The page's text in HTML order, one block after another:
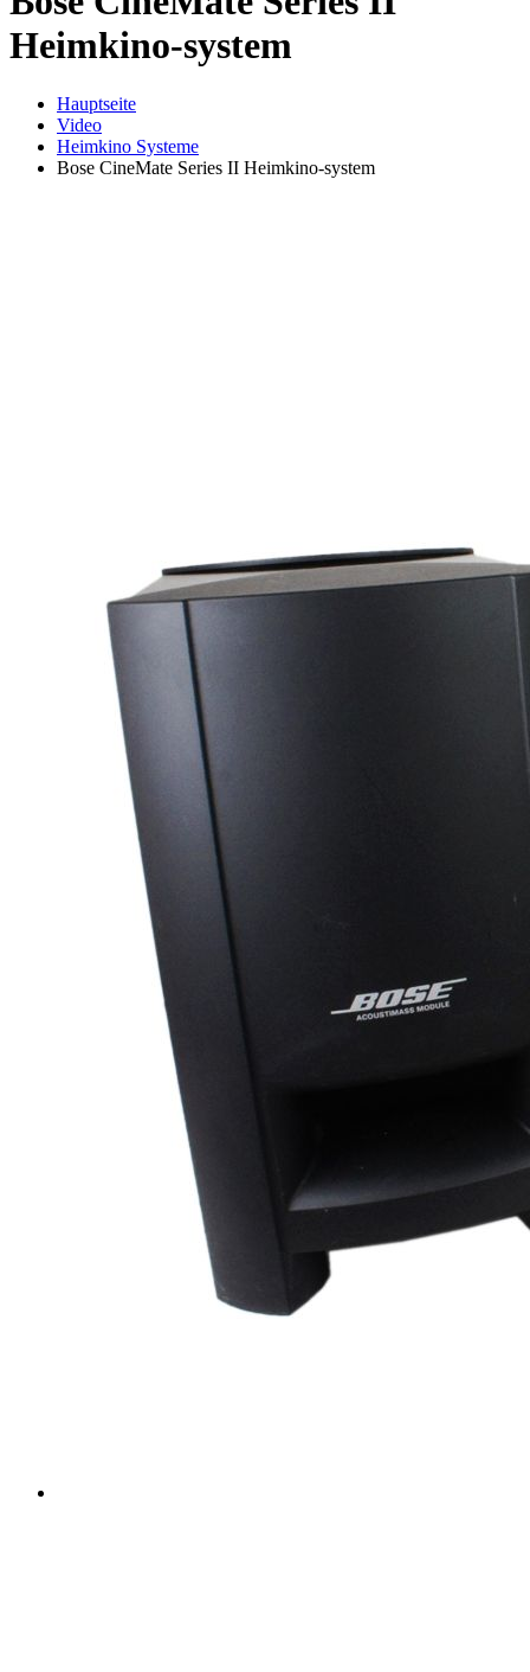
Heimkino-system
Hauptseite
Video
Heimkino Systeme
Bose CineMate Series II Heimkino-system